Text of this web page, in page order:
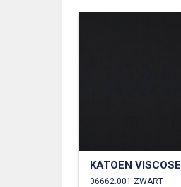
KATOEN VISCOSE
06662.001 ZWART